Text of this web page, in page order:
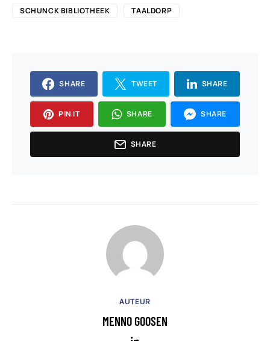
SCHUNCK BIBLIOTHEEK TAALDORP
SHARE TWEET SHARE
PIN IT SHARE SHARE
SHARE
AUTEUR
MENNO GOOSEN